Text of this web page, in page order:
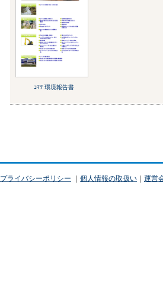
ｺﾏﾂ 環境報告書
プライバシーポリシー ｜ 個人情報の取扱い ｜ 運営